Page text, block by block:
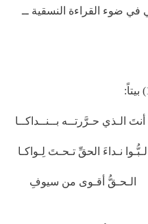
في ضوء القراءة النسقية ــ
الـذي حـرَّرتــه بــنــداكــا
نـداءَ الحقِّ تـحـتَ لِـواكـا
الـحـقُّ أقـوى من سيوفِ